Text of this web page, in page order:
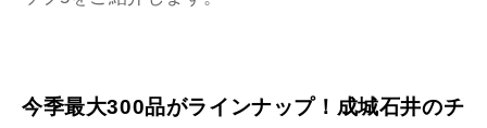
今季最大300品がラインナップ！成城石井のチ